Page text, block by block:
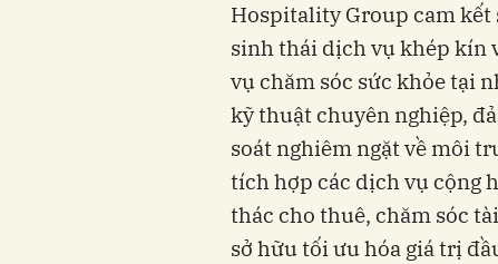
Hospitality Group cam kết
sinh thái dịch vụ khép kín
vụ chăm sóc sức khỏe tại
kỹ thuật chuyên nghiệp,
soát nghiêm ngặt về môi
tích hợp các dịch vụ cộng
thác cho thuê, chăm sóc
sở hữu tối ưu hóa giá trị